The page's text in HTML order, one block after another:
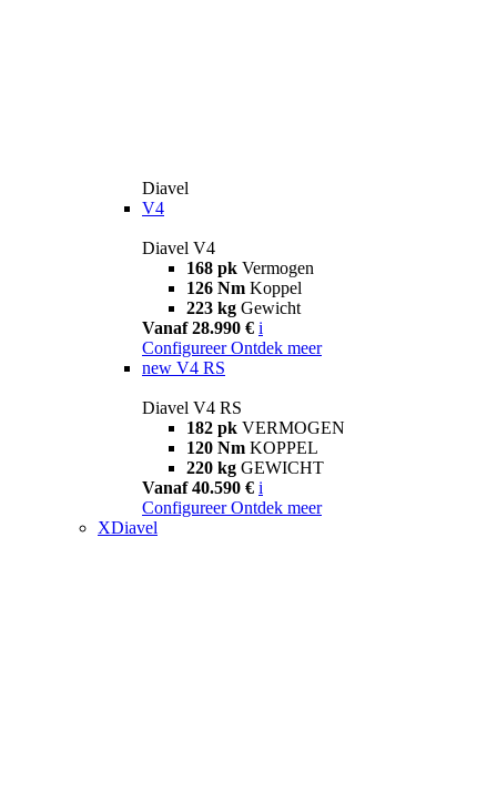
Diavel
V4
Diavel V4
168 pk Vermogen
126 Nm Koppel
223 kg Gewicht
Vanaf 28.990 € i
Configureer Ontdek meer
new V4 RS
Diavel V4 RS
182 pk VERMOGEN
120 Nm KOPPEL
220 kg GEWICHT
Vanaf 40.590 € i
Configureer Ontdek meer
XDiavel